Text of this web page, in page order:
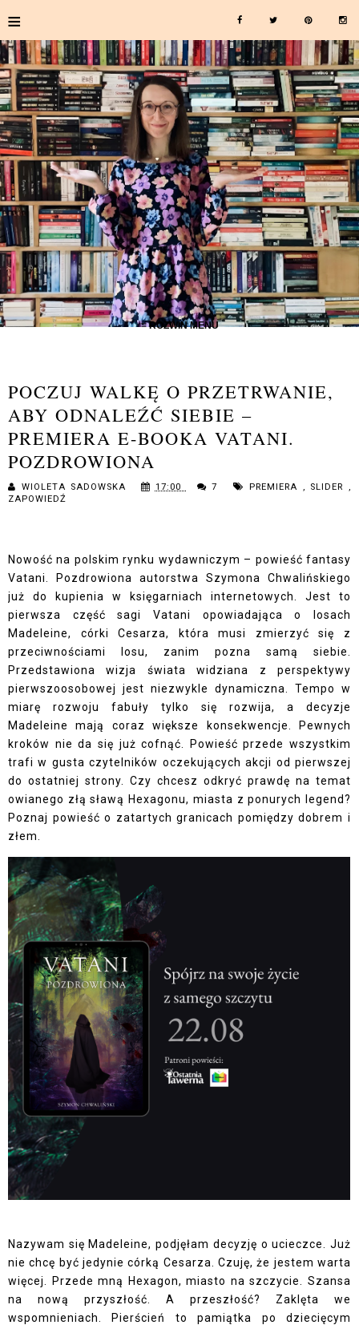
≡
≡ ROZWIŃ MENU
POCZUJ WALKĘ O PRZETRWANIE,
ABY ODNALEŹĆ SIEBIE –
PREMIERA E-BOOKA VATANI.
POZDROWIONA
WIOLETA SADOWSKA 17:00 7 PREMIERA , SLIDER,
ZAPOWIEDŹ
Nowość na polskim rynku wydawniczym – powieść fantasy
Vatani. Pozdrowiona autorstwa Szymona Chwalińskiego
już do kupienia w księgarniach internetowych. Jest to
pierwsza część sagi Vatani opowiadająca o losach
Madeleine, córki Cesarza, która musi zmierzyć się z
przeciwnościami losu, zanim pozna samą siebie.
Przedstawiona wizja świata widziana z perspektywy
pierwszoosobowej jest niezwykle dynamiczna. Tempo w
miarę rozwoju fabuły tylko się rozwija, a decyzje
Madeleine mają coraz większe konsekwencje. Pewnych
kroków nie da się już cofnąć. Powieść przede wszystkim
trafi w gusta czytelników oczekujących akcji od pierwszej
do ostatniej strony. Czy chcesz odkryć prawdę na temat
owianego złą sławą Hexagonu, miasta z ponurych legend?
Poznaj powieść o zatartych granicach pomiędzy dobrem i
złem.
Nazywam się Madeleine, podjęłam decyzję o ucieczce. Już
nie chcę być jedynie córką Cesarza. Czuję, że jestem warta
więcej. Przede mną Hexagon, miasto na szczycie. Szansa
na nową przyszłość. A przeszłość? Zaklęta we
wspomnieniach. Pierścień to pamiątka po dziecięcym